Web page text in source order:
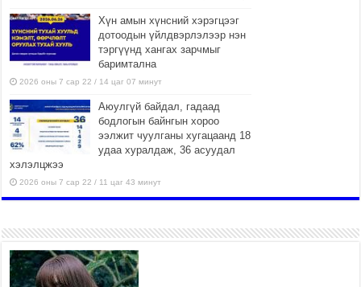
Хүн амын хүнсний хэрэгцээг
дотоодын үйлдвэрлэлээр нэн
тэргүүнд хангах зарчмыг
баримтална
2026 оны 7 сар 22 / 14 цаг 07 минут
Аюулгүй байдал, гадаад
бодлогын байнгын хороо
ээлжит чуулганы хугацаанд 18
удаа хуралдаж, 36 асуудал
хэлэлцжээ
2026 оны 7 сар 22 / 11 цаг 43 минут
боломжтой-Хүүхэд хөгжүүлэх
төв” байгуулах төсөлд төр,
хувийн хэвшлийн түншлэлийн хүрээнд хамтран
ажиллахыг урьж байна